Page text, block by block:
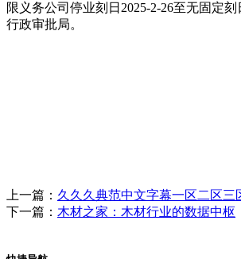
限义务公司停业刻日2025-2-26至无固定
行政审批局。
上一篇： 久久久典范中文字幕一区二区三
下一篇： 木材之家：木材行业的数据中枢